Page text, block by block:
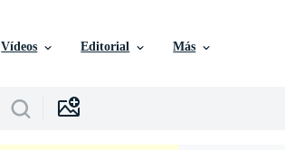
Vídeos Editorial Más